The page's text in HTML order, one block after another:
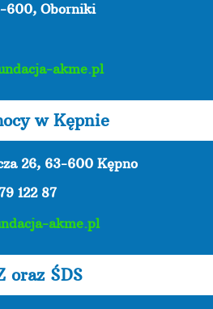
600, Oborniki
akme.pl
w Kępnie
26, 63-600 Kępno
122 87
akme.pl
oraz ŚDS